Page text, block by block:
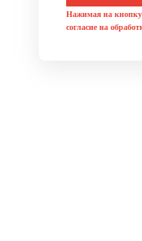
Нажимая на кнопку
согласие на